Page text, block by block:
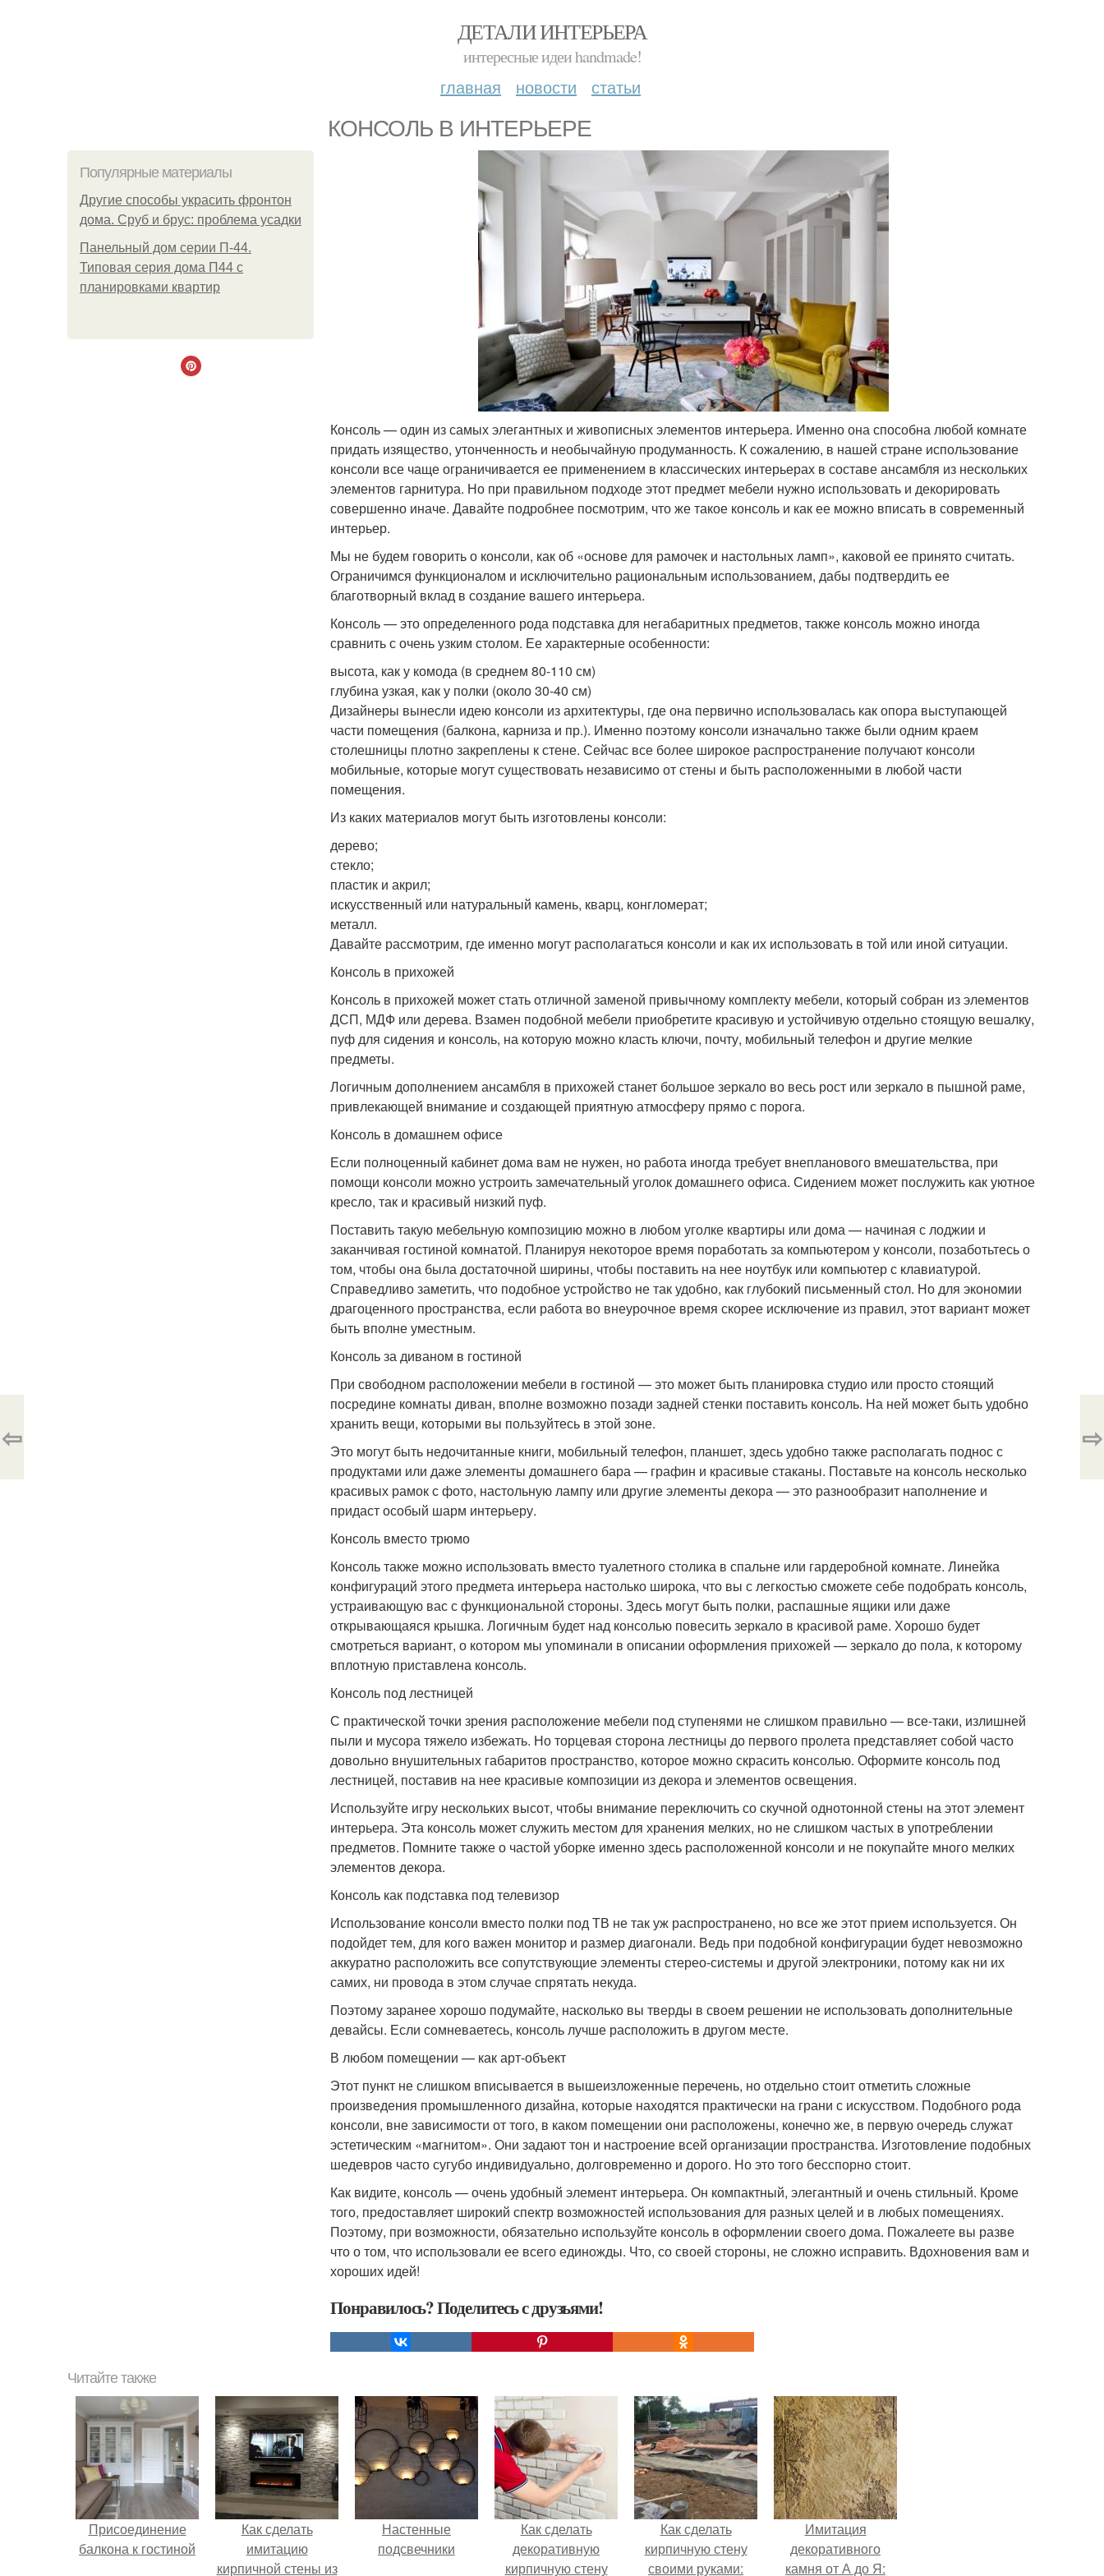
ДЕТАЛИ ИНТЕРЬЕРА
интересные идеи handmade!
главная новости статьи
КОНСОЛЬ В ИНТЕРЬЕРЕ
Популярные материалы
Другие способы украсить фронтон
дома. Сруб и брус: проблема усадки
Панельный дом серии П-44.
Типовая серия дома П44 с
планировками квартир
Консоль — один из самых элегантных и живописных элементов интерьера. Именно она способна любой комнате
придать изящество, утонченность и необычайную продуманность. К сожалению, в нашей стране использование
консоли все чаще ограничивается ее применением в классических интерьерах в составе ансамбля из нескольких
элементов гарнитура. Но при правильном подходе этот предмет мебели нужно использовать и декорировать
совершенно иначе. Давайте подробнее посмотрим, что же такое консоль и как ее можно вписать в современный
интерьер.
Мы не будем говорить о консоли, как об «основе для рамочек и настольных ламп», каковой ее принято считать.
Ограничимся функционалом и исключительно рациональным использованием, дабы подтвердить ее
благотворный вклад в создание вашего интерьера.
Консоль — это определенного рода подставка для негабаритных предметов, также консоль можно иногда
сравнить с очень узким столом. Ее характерные особенности:
высота, как у комода (в среднем 80-110 см)
глубина узкая, как у полки (около 30-40 см)
Дизайнеры вынесли идею консоли из архитектуры, где она первично использовалась как опора выступающей
части помещения (балкона, карниза и пр.). Именно поэтому консоли изначально также были одним краем
столешницы плотно закреплены к стене. Сейчас все более широкое распространение получают консоли
мобильные, которые могут существовать независимо от стены и быть расположенными в любой части
помещения.
Из каких материалов могут быть изготовлены консоли:
дерево;
стекло;
пластик и акрил;
искусственный или натуральный камень, кварц, конгломерат;
металл.
Давайте рассмотрим, где именно могут располагаться консоли и как их использовать в той или иной ситуации.
Консоль в прихожей
Консоль в прихожей может стать отличной заменой привычному комплекту мебели, который собран из элементов
ДСП, МДФ или дерева. Взамен подобной мебели приобретите красивую и устойчивую отдельно стоящую вешалку,
пуф для сидения и консоль, на которую можно класть ключи, почту, мобильный телефон и другие мелкие
предметы.
Логичным дополнением ансамбля в прихожей станет большое зеркало во весь рост или зеркало в пышной раме,
привлекающей внимание и создающей приятную атмосферу прямо с порога.
Консоль в домашнем офисе
Если полноценный кабинет дома вам не нужен, но работа иногда требует внепланового вмешательства, при
помощи консоли можно устроить замечательный уголок домашнего офиса. Сидением может послужить как уютное
кресло, так и красивый низкий пуф.
Поставить такую мебельную композицию можно в любом уголке квартиры или дома — начиная с лоджии и
заканчивая гостиной комнатой. Планируя некоторое время поработать за компьютером у консоли, позаботьтесь о
том, чтобы она была достаточной ширины, чтобы поставить на нее ноутбук или компьютер с клавиатурой.
Справедливо заметить, что подобное устройство не так удобно, как глубокий письменный стол. Но для экономии
драгоценного пространства, если работа во внеурочное время скорее исключение из правил, этот вариант может
быть вполне уместным.
Консоль за диваном в гостиной
При свободном расположении мебели в гостиной — это может быть планировка студио или просто стоящий
посредине комнаты диван, вполне возможно позади задней стенки поставить консоль. На ней может быть удобно
хранить вещи, которыми вы пользуйтесь в этой зоне.
Это могут быть недочитанные книги, мобильный телефон, планшет, здесь удобно также располагать поднос с
продуктами или даже элементы домашнего бара — графин и красивые стаканы. Поставьте на консоль несколько
красивых рамок с фото, настольную лампу или другие элементы декора — это разнообразит наполнение и
придаст особый шарм интерьеру.
Консоль вместо трюмо
Консоль также можно использовать вместо туалетного столика в спальне или гардеробной комнате. Линейка
конфигураций этого предмета интерьера настолько широка, что вы с легкостью сможете себе подобрать консоль,
устраивающую вас с функциональной стороны. Здесь могут быть полки, распашные ящики или даже
открывающаяся крышка. Логичным будет над консолью повесить зеркало в красивой раме. Хорошо будет
смотреться вариант, о котором мы упоминали в описании оформления прихожей — зеркало до пола, к которому
вплотную приставлена консоль.
Консоль под лестницей
С практической точки зрения расположение мебели под ступенями не слишком правильно — все-таки, излишней
пыли и мусора тяжело избежать. Но торцевая сторона лестницы до первого пролета представляет собой часто
довольно внушительных габаритов пространство, которое можно скрасить консолью. Оформите консоль под
лестницей, поставив на нее красивые композиции из декора и элементов освещения.
Используйте игру нескольких высот, чтобы внимание переключить со скучной однотонной стены на этот элемент
интерьера. Эта консоль может служить местом для хранения мелких, но не слишком частых в употреблении
предметов. Помните также о частой уборке именно здесь расположенной консоли и не покупайте много мелких
элементов декора.
Консоль как подставка под телевизор
Использование консоли вместо полки под ТВ не так уж распространено, но все же этот прием используется. Он
подойдет тем, для кого важен монитор и размер диагонали. Ведь при подобной конфигурации будет невозможно
аккуратно расположить все сопутствующие элементы стерео-системы и другой электроники, потому как ни их
самих, ни провода в этом случае спрятать некуда.
Поэтому заранее хорошо подумайте, насколько вы тверды в своем решении не использовать дополнительные
девайсы. Если сомневаетесь, консоль лучше расположить в другом месте.
В любом помещении — как арт-объект
Этот пункт не слишком вписывается в вышеизложенные перечень, но отдельно стоит отметить сложные
произведения промышленного дизайна, которые находятся практически на грани с искусством. Подобного рода
консоли, вне зависимости от того, в каком помещении они расположены, конечно же, в первую очередь служат
эстетическим «магнитом». Они задают тон и настроение всей организации пространства. Изготовление подобных
шедевров часто сугубо индивидуально, долговременно и дорого. Но это того бесспорно стоит.
Как видите, консоль — очень удобный элемент интерьера. Он компактный, элегантный и очень стильный. Кроме
того, предоставляет широкий спектр возможностей использования для разных целей и в любых помещениях.
Поэтому, при возможности, обязательно используйте консоль в оформлении своего дома. Пожалеете вы разве
что о том, что использовали ее всего единожды. Что, со своей стороны, не сложно исправить. Вдохновения вам и
хороших идей!
Понравилось? Поделитесь с друзьями!
⇦ ⇨
Читайте также
Присоединение
балкона к гостиной
Как сделать
имитацию
кирпичной стены из
Настенные
подсвечники
Как сделать
декоративную
кирпичную стену
Как сделать
кирпичную стену
своими руками:
Имитация
декоративного
камня от А до Я: